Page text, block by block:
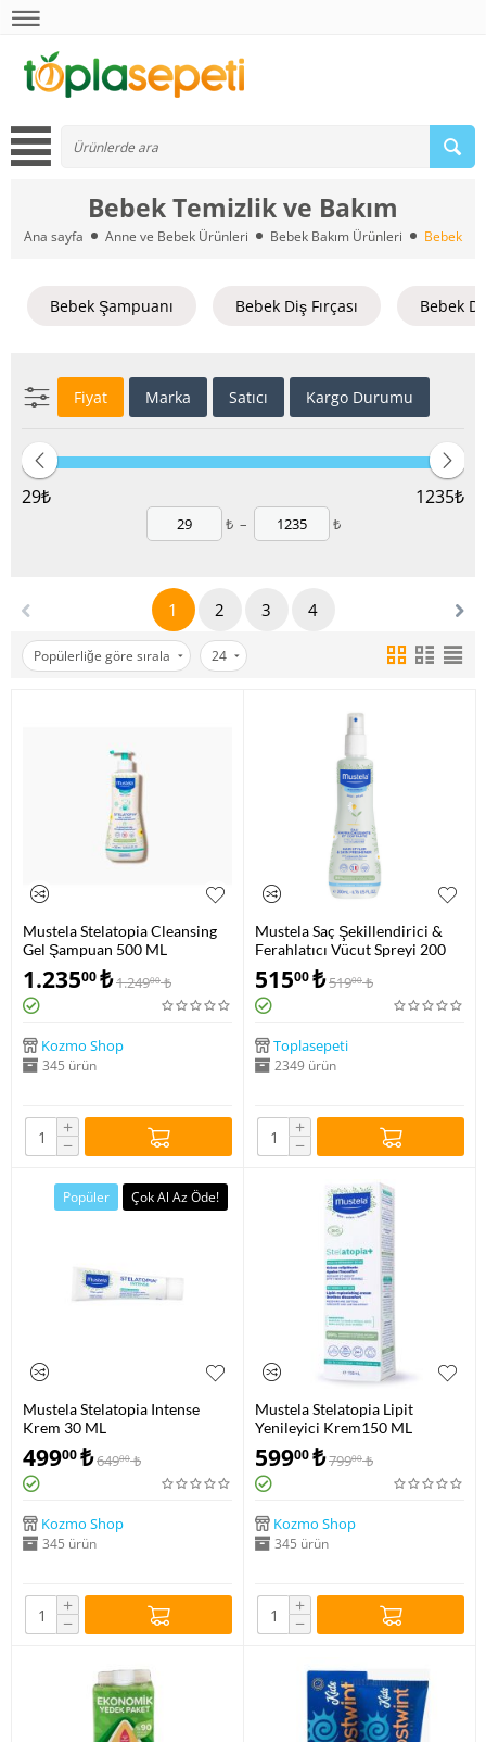
Bebek Temizlik ve Bakım
Ana sayfa Anne ve Bebek Ürünleri Bebek Bakım Ürünleri Bebek
Bebek Şampuanı Bebek Diş Fırçası Bebek
Fiyat Marka Satıcı Kargo Durumu
29₺ 1235₺
₺ – ₺
1 2 3 4
Popülerliğe göre sırala 24
Mustela Stelatopia Cleansing
Gel Şampuan 500 ML
1.23500₺1.24900 ₺
Kozmo Shop
345 ürün
+
−
Mustela Saç Şekillendirici &
Ferahlatıcı Vücut Spreyi 200
ML
51500₺51900 ₺
Toplasepeti
2349 ürün
+
−
Popüler Çok Al Az Öde!
Mustela Stelatopia Intense
Krem 30 ML
49900₺64900 ₺
Kozmo Shop
345 ürün
+
−
Mustela Stelatopia Lipit
Yenileyici Krem150 ML
59900₺79900 ₺
Kozmo Shop
345 ürün
+
−